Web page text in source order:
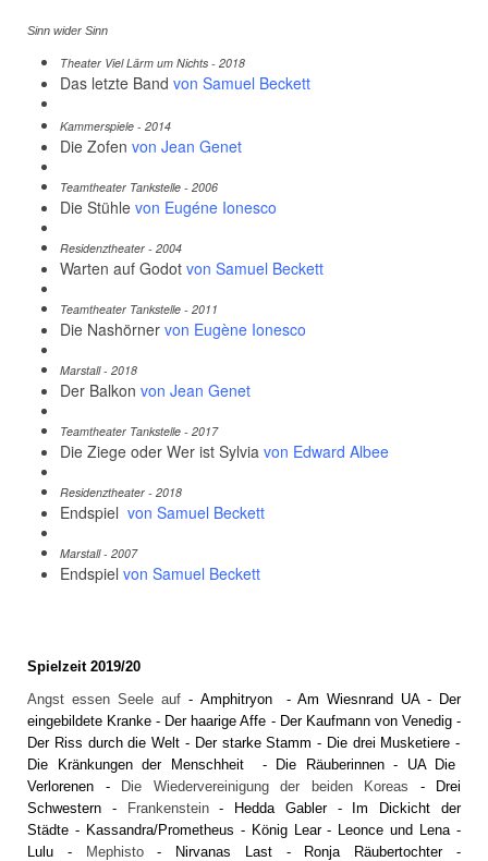
Sinn wider Sinn
Theater Viel Lärm um Nichts - 2018
Das letzte Band von Samuel Beckett
Kammerspiele - 2014
Die Zofen von Jean Genet
Teamtheater Tankstelle - 2006
Die Stühle von Eugéne Ionesco
Residenztheater - 2004
Warten auf Godot von Samuel Beckett
Teamtheater Tankstelle - 2011
Die Nashörner von Eugène Ionesco
Marstall - 2018
Der Balkon von Jean Genet
Teamtheater Tankstelle - 2017
Die Ziege oder Wer ist Sylvia von Edward Albee
Residenztheater - 2018
Endspiel von Samuel Beckett
Marstall - 2007
Endspiel von Samuel Beckett
Spielzeit 2019/20
Angst essen Seele auf - Amphitryon -Am Wiesnrand UA - Der
eingebildete Kranke - Der haarige Affe - Der Kaufmann von Venedig-
Der Riss durch die Welt - Der starke Stamm - Die drei Musketiere -
Die Kränkungen der Menschheit
- Die Räuberinnen- UA Die
Verlorenen - Die Wiedervereinigung der beiden Koreas -
Drei
Schwestern - Frankenstein- Hedda Gabler-
Im Dickicht der
Städte - Kassandra/Prometheus - König Lear- Leonce und Lena-
Lulu - Mephisto - Nirvanas Last - Ronja Räubertochter-